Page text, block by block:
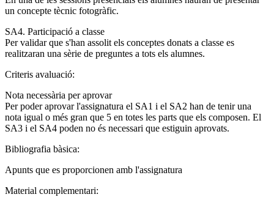
un concepte tècnic fotogràfic.
SA4. Participació a classe
Per validar que s'han assolit els conceptes donats a classe es
realitzaran una sèrie de preguntes a tots els alumnes.
Criteris avaluació:
Nota necessària per aprovar
Per poder aprovar l'assignatura el SA1 i el SA2 han de tenir una
nota igual o més gran que 5 en totes les parts que els composen. El
SA3 i el SA4 poden no és necessari que estiguin aprovats.
Bibliografia bàsica:
Apunts que es proporcionen amb l'assignatura
Material complementari: